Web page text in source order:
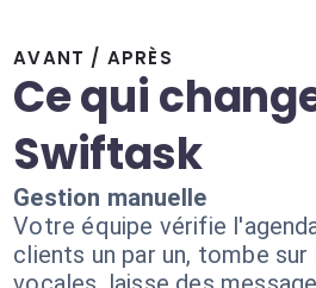
AVANT / APRÈS
Ce qui
Swiftask
Gestion manuelle
Votre équipe vérifie
clients un par un, tombe